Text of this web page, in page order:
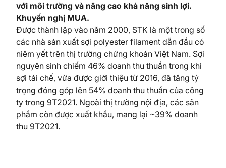
với môi trường và nâng cao khả năng sinh lợi.
Khuyến nghị MUA.
Được thành lập vào năm 2000, STK là một trong số
các nhà sản xuất sợi polyester filament dẫn đầu có
niêm yết trên thị trường chứng khoán Việt Nam. Sợi
nguyên sinh chiếm 46% doanh thu thuần trong khi
sợi tái chế, vừa được giới thiệu từ 2016, đã tăng tỷ
trọng đóng góp lên 54% doanh thu thuần của công
ty trong 9T2021. Ngoài thị trường nội địa, các sản
phẩm còn được xuất khẩu, mang lại ~39% doanh
thu 9T2021.